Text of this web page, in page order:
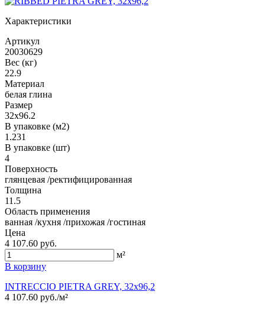
Характеристики
Артикул
20030629
Вес (кг)
22.9
Материал
белая глина
Размер
32x96.2
В упаковке (м2)
1.231
В упаковке (шт)
4
Поверхность
глянцевая /ректифицированная
Толщина
11.5
Область применения
ванная /кухня /прихожая /гостиная
Цена
4 107.60 руб.
м²
В корзину
INTRECCIO PIETRA GREY, 32x96,2
4 107.60 руб./м²